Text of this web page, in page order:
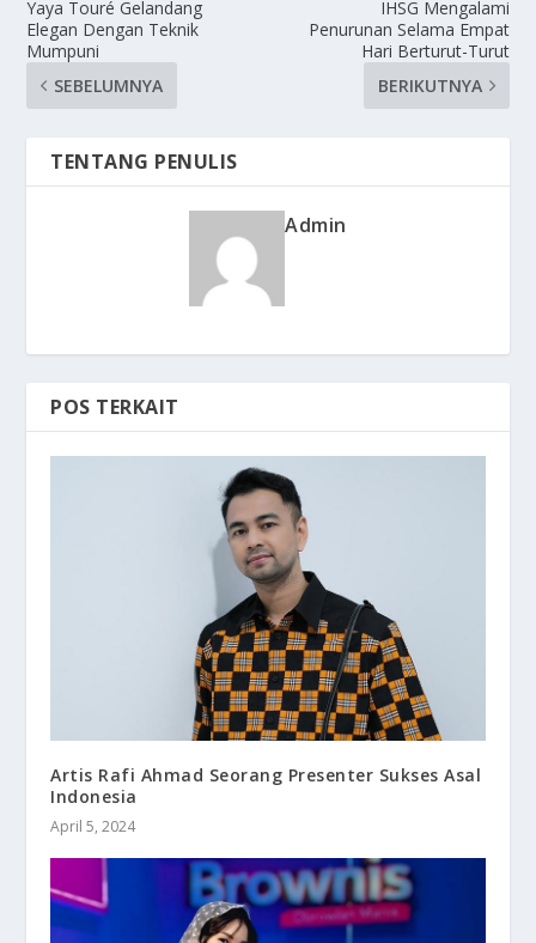
Yaya Touré Gelandang
Elegan Dengan Teknik
Mumpuni
SEBELUMNYA
IHSG Mengalami
Penurunan Selama Empat
Hari Berturut-Turut
BERIKUTNYA
TENTANG PENULIS
Admin
POS TERKAIT
Artis Rafi Ahmad Seorang Presenter Sukses Asal
Indonesia
April 5, 2024